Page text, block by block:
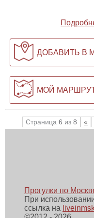
ДОБАВИТЬ В
МОЙ
Страница 6 из 8 «
Прогулки по
При
ссылка на